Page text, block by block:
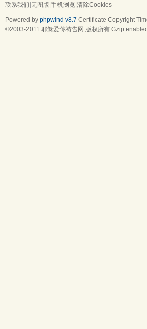
联系我们|无图版|手机浏览|清除Cookies
Powered by phpwind v8.7 Certificate Copyright
©2003-2011 耶稣爱你祷告网 版权所有 Gzip